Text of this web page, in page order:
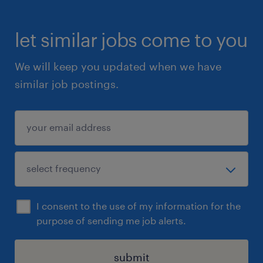
let similar jobs come to you
We will keep you updated when we have
similar job postings.
I consent to the use of my information for the
purpose of sending me job alerts.
submit